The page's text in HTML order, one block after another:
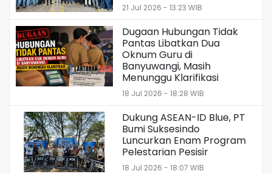
21 Jul 2026 - 13:23 WIB
Dugaan Hubungan Tidak
Pantas Libatkan Dua
Oknum Guru di
Banyuwangi, Masih
Menunggu Klarifikasi
18 Jul 2026 - 18:28 WIB
Dukung ASEAN-ID Blue, PT
Bumi Suksesindo
Luncurkan Enam Program
Pelestarian Pesisir
18 Jul 2026 - 18:07 WIB